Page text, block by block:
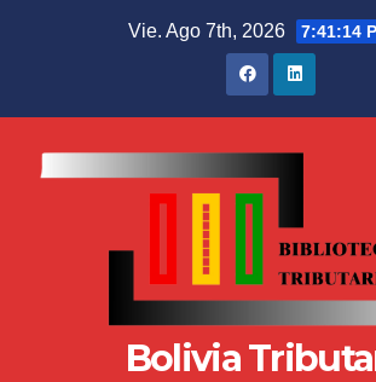
Vie. Ago 7th, 2026 7:41:15
Bolivia